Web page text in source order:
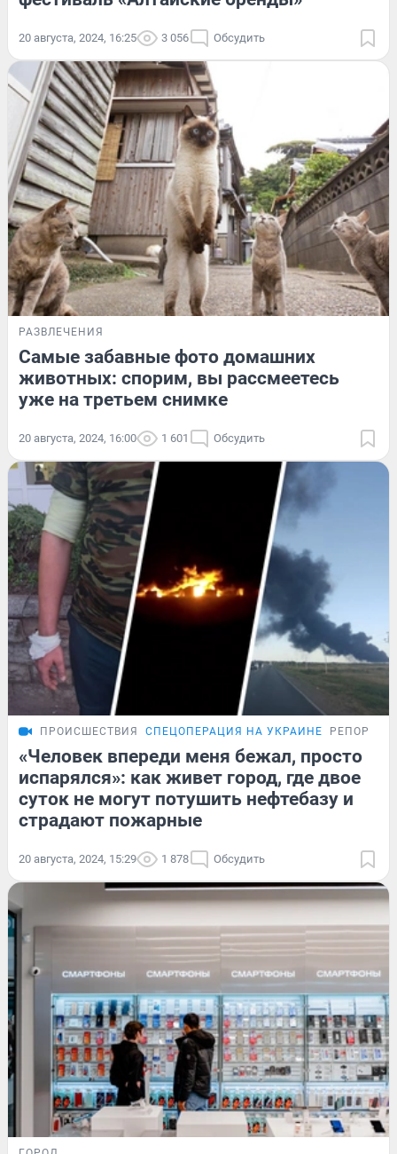
20 августа, 2024, 16:25 3 056 Обсудить
РАЗВЛЕЧЕНИЯ
Самые забавные фото домашних
животных: спорим, вы рассмеетесь
уже на третьем снимке
20 августа, 2024, 16:00 1 601 Обсудить
ПРОИСШЕСТВИЯ СПЕЦОПЕРАЦИЯ НА УКРАИНЕ РЕПОРТАЖ
«Человек впереди меня бежал, просто
испарялся»: как живет город, где двое
суток не могут потушить нефтебазу и
страдают пожарные
20 августа, 2024, 15:29 1 878 Обсудить